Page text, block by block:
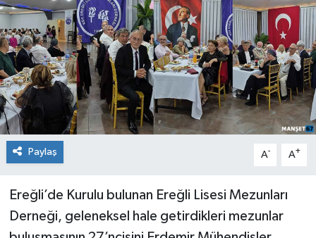
Paylaş A- A+
Ereğli’de Kurulu bulunan Ereğli Lisesi Mezunları
Derneği, geleneksel hale getirdikleri mezunlar
Röportaj
Teknoloji